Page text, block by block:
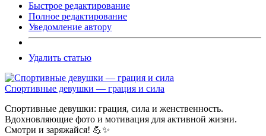
Быстрое редактирование
Полное редактирование
Уведомление автору
Удалить статью
Спортивные девушки — грация и сила
Спортивные девушки: грация, сила и женственность.
Вдохновляющие фото и мотивация для активной жизни.
Смотри и заряжайся! 💪✨